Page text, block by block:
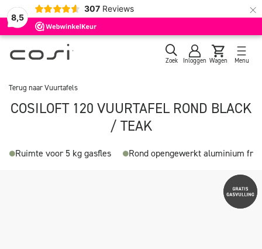
8,5
307 Reviews ×
Zoek Inloggen Wagen Menu
Terug naarVuurtafels
COSILOFT 120 VUURTAFEL ROND BLACK
/ TEAK
Ruimte voor 5 kg gasfles Rond opengewerkt aluminium